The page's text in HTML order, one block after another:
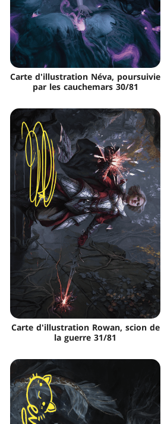
Carte d'illustration Néva, poursuivie
par les cauchemars 30/81
Carte d'illustration Rowan, scion de
la guerre 31/81